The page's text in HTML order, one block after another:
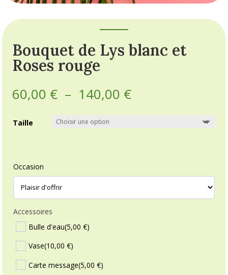
Bouquet de Lys blanc et
Roses rouge
60,00 € – 140,00 €Plage
de
prix :
60,00 €
Taille
Occasion
Accessoires
Bulle d'eau(5,00 €)
Vase(10,00 €)
Carte message(5,00 €)